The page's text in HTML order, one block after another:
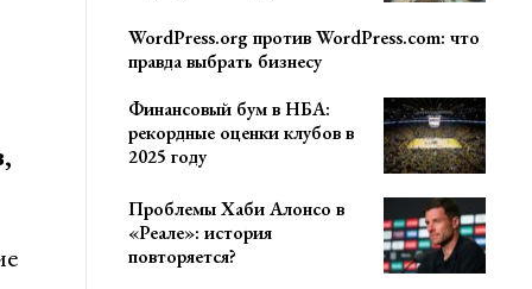
WordPress.org против WordPress.com: что
правда выбрать бизнесу
Финансовый бум в НБА:
рекордные оценки клубов в
2025 году
Проблемы Хаби Алонсо в
«Реале»: история
повторяется?